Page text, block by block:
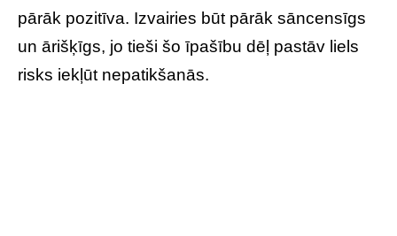
pārāk pozitīva. Izvairies būt pārāk sāncensīgs
un ārišķīgs, jo tieši šo īpašību dēļ pastāv liels
risks iekļūt nepatikšanās.